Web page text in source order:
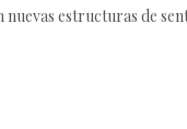
nuevas estructuras de